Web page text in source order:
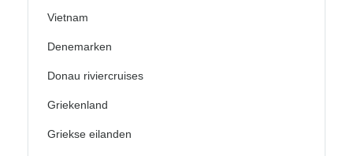
Vietnam
Denemarken
Donau riviercruises
Griekenland
Griekse eilanden